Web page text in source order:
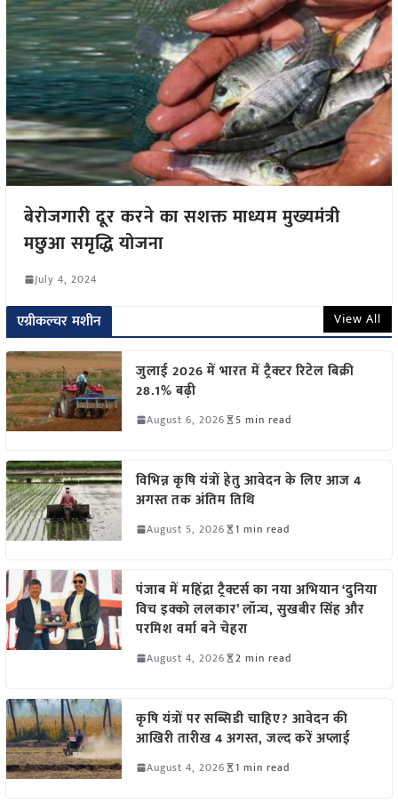
बेरोजगारी दूर करने का सशक्त माध्यम मुख्यमंत्री
मछुआ समृद्धि योजना
July 4, 2024
एग्रीकल्चर मशीन View All
जुलाई 2026 में भारत में ट्रैक्टर रिटेल बिक्री
28.1% बढ़ी
August 6, 2026 5 min read
विभिन्न कृषि यंत्रों हेतु आवेदन के लिए आज 4
अगस्त तक अंतिम तिथि
August 5, 2026 1 min read
पंजाब में महिंद्रा ट्रैक्टर्स का नया अभियान ‘दुनिया
विच इक्को ललकार’ लॉन्च, सुखबीर सिंह और
परमिश वर्मा बने चेहरा
August 4, 2026 2 min read
कृषि यंत्रों पर सब्सिडी चाहिए? आवेदन की
आखिरी तारीख 4 अगस्त, जल्द करें अप्लाई
August 4, 2026 1 min read